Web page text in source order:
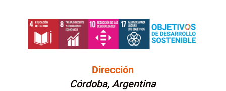
Dirección
Córdoba, Argentina